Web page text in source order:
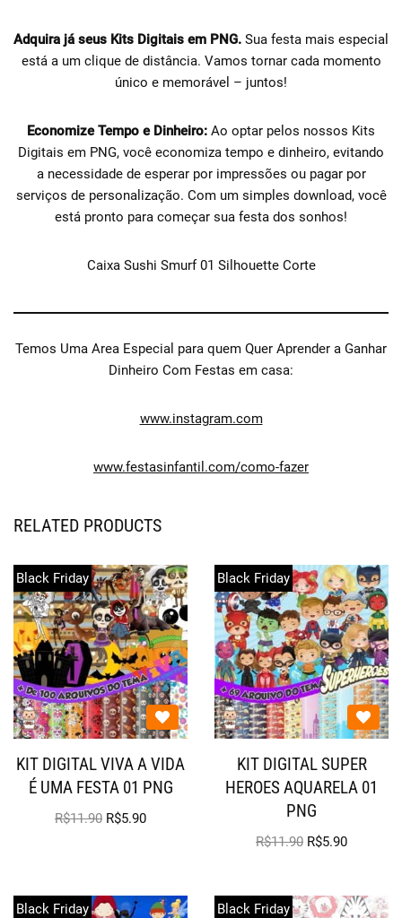
Adquira já seus Kits Digitais em PNG. Sua festa mais especial
está a um clique de distância. Vamos tornar cada momento
único e memorável – juntos!
Economize Tempo e Dinheiro: Ao optar pelos nossos Kits
Digitais em PNG, você economiza tempo e dinheiro, evitando
a necessidade de esperar por impressões ou pagar por
serviços de personalização. Com um simples download, você
está pronto para começar sua festa dos sonhos!
Caixa Sushi Smurf 01 Silhouette Corte
Temos Uma Area Especial para quem Quer Aprender a Ganhar
Dinheiro Com Festas em casa:
www.instagram.com
www.festasinfantil.com/como-fazer
RELATED PRODUCTS
Black Friday
KIT DIGITAL VIVA A VIDA
É UMA FESTA 01 PNG
R$11.90 R$5.90
Black Friday
KIT DIGITAL SUPER
HEROES AQUARELA 01
PNG
R$11.90 R$5.90
Black Friday Black Friday